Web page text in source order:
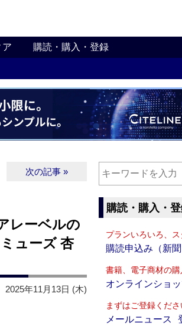
ア 購読・購入・登録
次の記事 »
レーベルの
ューズ 杏
2025年11月13日 (木)
購読・購入・
プランいろいろ、
購読申込み（新
書籍、電子商材の購
オンラインショ
まずはご登録くださ
メールニュース